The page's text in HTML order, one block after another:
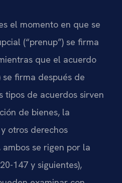
el momento en que se
(“prenup”) se firma
que el acuerdo
se firma después de
tipos de acuerdos sirven
de bienes, la
otros derechos
se rigen por la
147 y siguientes),